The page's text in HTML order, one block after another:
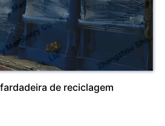
de reciclagem